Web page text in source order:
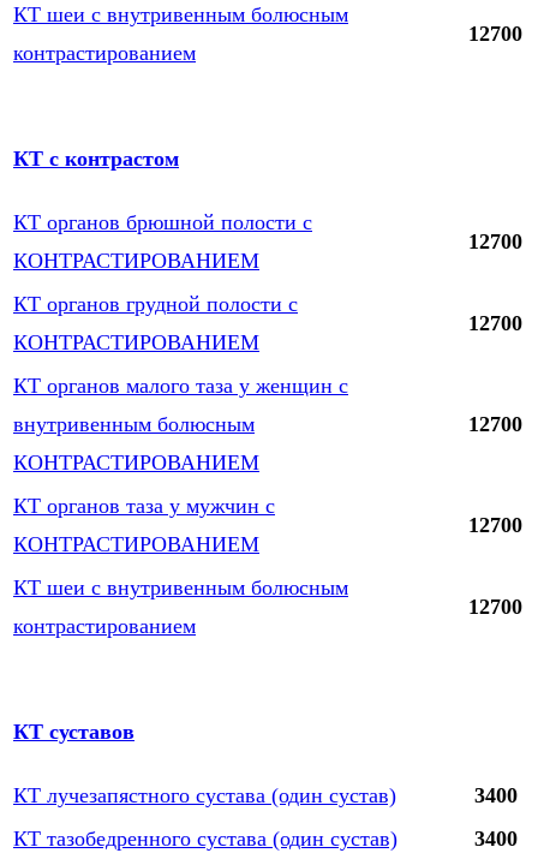
КТ шеи с внутривенным болюсным
контрастированием
12700
КТ с контрастом
КТ органов брюшной полости с
КОНТРАСТИРОВАНИЕМ
12700
КТ органов грудной полости с
КОНТРАСТИРОВАНИЕМ
12700
КТ органов малого таза у женщин с
внутривенным болюсным
КОНТРАСТИРОВАНИЕМ
12700
КТ органов таза у мужчин с
КОНТРАСТИРОВАНИЕМ
12700
КТ шеи с внутривенным болюсным
контрастированием
12700
КТ суставов
КТ лучезапястного сустава (один сустав)
3400
КТ тазобедренного сустава (один сустав)
3400